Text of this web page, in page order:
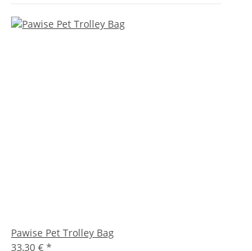
Pawise Pet Trolley Bag
33,30 € *